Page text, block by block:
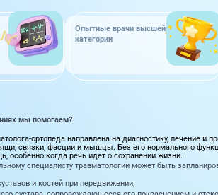
Опытные врачи высшей
категории
мы помогаем?
ортопеда направлена на диагностику, лечение и
связки, фасции и мышцы. Без его нормального
особенно когда речь идет о сохранении жизни.
специалисту травматологии может быть
и костей при передвижении;